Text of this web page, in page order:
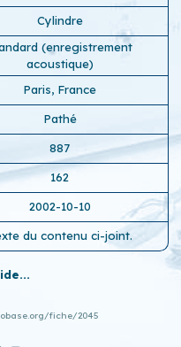
Cylindre
(enregistrement
acoustique)
Paris, France
Pathé
887
162
2002-10-10
du contenu ci-joint.
fiche/2045